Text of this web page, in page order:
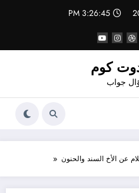
3:26:45 PM
كوم
جواب
عن الأخ السند والحنون